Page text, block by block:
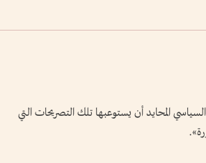
المحايد أن يستوعبها تلك التصريحات التي